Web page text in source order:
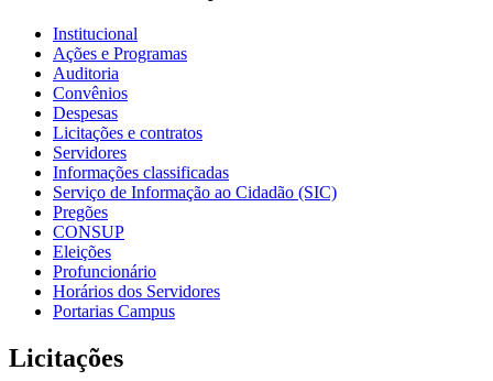
Institucional
Ações e Programas
Auditoria
Convênios
Despesas
Licitações e contratos
Servidores
Informações classificadas
Serviço de Informação ao Cidadão (SIC)
Pregões
CONSUP
Eleições
Profuncionário
Horários dos Servidores
Portarias Campus
Licitações